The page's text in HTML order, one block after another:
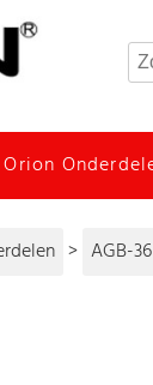
Orion
> AGB-